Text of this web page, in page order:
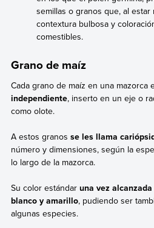
semillas o granos que, al
contextura bulbosa y
comestibles.
Grano de maíz
Cada grano de maíz en una mazorca
independiente, inserto en un eje o
como olote.
A estos granos se les llama
número y dimensiones, según la
lo largo de la mazorca.
Su color estándar una vez
blanco y amarillo, pudiendo ser
algunas especies.